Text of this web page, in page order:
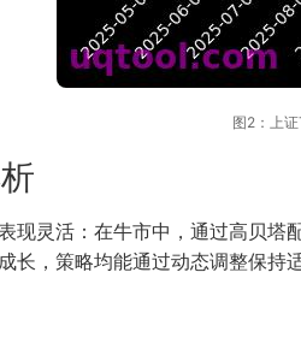
图2：上
现灵活：在牛市中，通过高贝塔
长，策略均能通过动态调整保持适